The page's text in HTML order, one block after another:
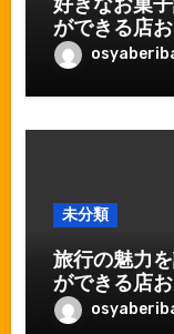
好きなお菓
ができる店
未分類
旅行の魅力
ができる店